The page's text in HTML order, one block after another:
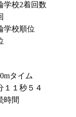
学校2着回数
学校順位
タイム
１１秒５４
時間